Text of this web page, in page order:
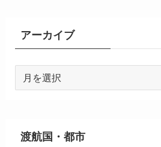
アーカイブ
ー
ブ
渡航国・都市